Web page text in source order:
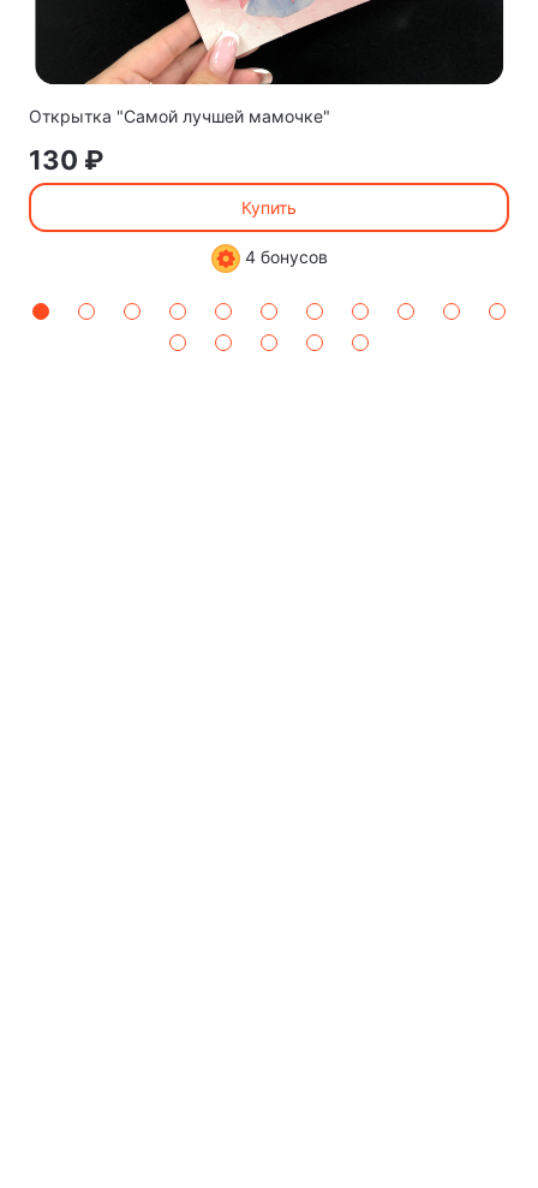
Открытка "Самой лучшей мамочке"
130 ₽
Купить
4 бонусов